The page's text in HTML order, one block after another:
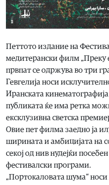
Петтото издание на
медитерански филм „Преку
првпат се одржува во три
Гевгелија носи
Иранската
публиката ќе има ретка
ексклузивна светска
Овие пет филма заедно ја
ширината и амбицијата на
секој од нив нудејќи
фестивалски програми.
„Портокаловата шума“